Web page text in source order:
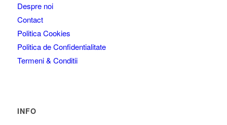
Despre noi
Contact
Politica Cookies
Politica de Confidentialitate
Termeni & Conditii
INFO